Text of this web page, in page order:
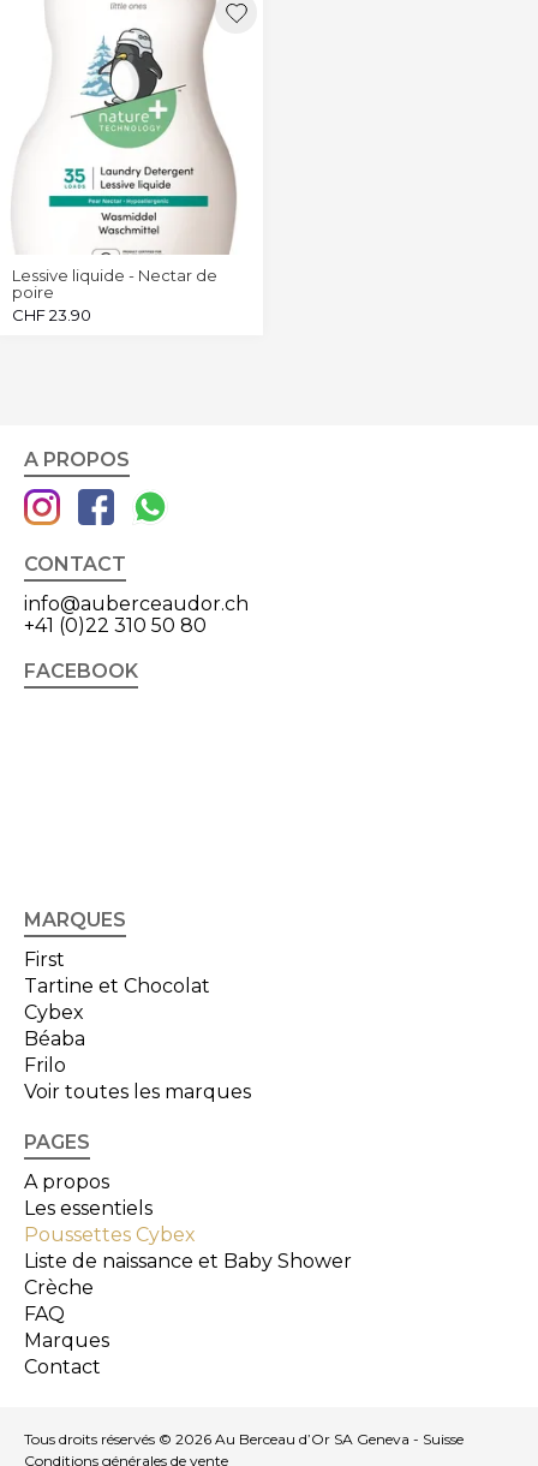
Lessive liquide - Nectar de
poire
CHF23.90
A PROPOS
CONTACT
info@auberceaudor.ch
+41 (0)22 310 50 80
FACEBOOK
MARQUES
First
Tartine et Chocolat
Cybex
Béaba
Frilo
Voir toutes les marques
PAGES
A propos
Les essentiels
Poussettes Cybex
Liste de naissance et Baby Shower
Crèche
FAQ
Marques
Contact
Tous droits réservés © 2026 Au Berceau d’Or SA Geneva - Suisse
Conditions générales de vente